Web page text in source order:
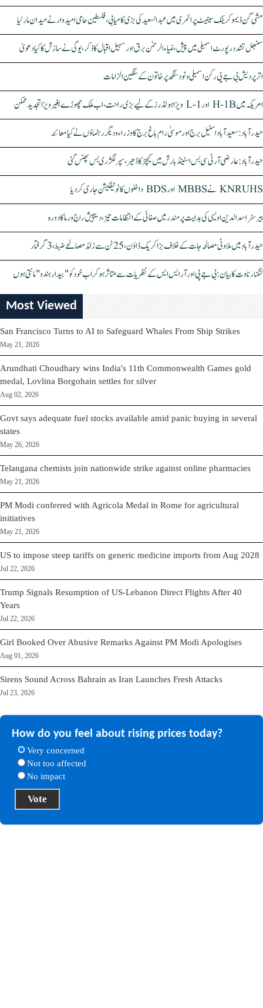
مشی گن ڈیموکریٹک سینیٹ پرائمری میں عبدالسعید کی بڑی کامیابی، فلسطین حامی امیدوار نے میدان مار لیا
سنبھل تشدد رپورٹ اسمبلی میں پیش، ضیاء الرحمٰن برق اور سہیل اقبال کا ذکر، یوگی نے سازش کا کیا دعویٰ
اتر پردیش بی جے پی رکن اسمبلی ونود سنگھ پر خاتون کے سنگین الزامات
امریکہ میں H-1B اور L-1 ویزا ہولڈرز کے لیے بڑی راحت، اب ملک چھوڑے بغیر ویزا تجدید ممکن
حیدرآباد: سعیدآباد اسٹیل برج اور موسیٰ رام باغ برج کا وزراء و دیگر رہنماؤں نے کیا معائنہ
حیدرآباد: عارضی آر ٹی سی بس اسٹینڈ بارش میں کیچڑ کا ڈھیر، سپر لگژری بس پھنس گئی
KNRUHS نے MBBS اور BDS داخلوں کا نوٹیفکیشن جاری کر دیا
بیرسٹر اسدالدین اویسی کی ہدایت پر مندر میں صفائی کے انتظامات تیز، دیپیش راج ورما کا دورہ
حیدرآباد میں ملاوٹی مصالحہ جات کے خلاف بڑا کریک ڈاؤن، 25 ٹن سے زائد مصالحے ضبط، 3 گرفتار
کنگنا رناوت کا بیان: بی جے پی اور آر ایس ایس کے نظریات سے متاثر ہو کر اب خود کو "بیدار ہندو" مانتی ہوں
Most Viewed
San Francisco Turns to AI to Safeguard Whales From Ship Strikes
May 21, 2026
Arundhati Choudhary wins India's 11th Commonwealth Games gold
medal, Lovlina Borgohain settles for silver
Aug 02, 2026
Govt says adequate fuel stocks available amid panic buying in several
states
May 26, 2026
Telangana chemists join nationwide strike against online pharmacies
May 21, 2026
PM Modi conferred with Agricola Medal in Rome for agricultural
initiatives
May 21, 2026
US to impose steep tariffs on generic medicine imports from Aug 2028
Jul 22, 2026
Trump Signals Resumption of US-Lebanon Direct Flights After 40
Years
Jul 22, 2026
Girl Booked Over Abusive Remarks Against PM Modi Apologises
Aug 01, 2026
Sirens Sound Across Bahrain as Iran Launches Fresh Attacks
Jul 23, 2026
How do you feel about rising prices today?
Very concerned
Not too affected
No impact